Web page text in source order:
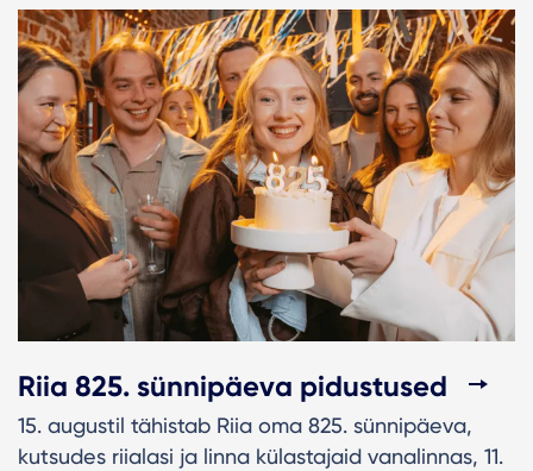
Riia 825. sünnipäeva pidustused
15. augustil tähistab Riia oma 825. sünnipäeva,
kutsudes riialasi ja linna külastajaid vanalinnas, 11.